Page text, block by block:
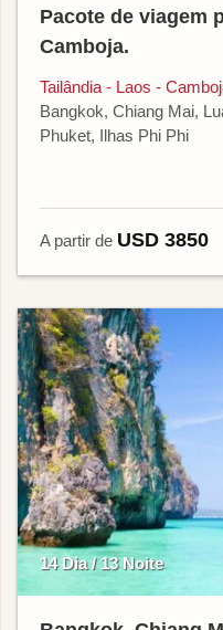
Pacote de viagem
Camboja.
Tailândia - Laos -
Bangkok, Chiang Mai,
Phuket, Ilhas Phi Phi
A partir de USD 3850
14 Dia / 13 Noite